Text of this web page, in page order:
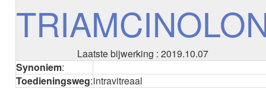
ADENOSINE
AESCINE
AFLIBERCEPT intravitreaal
AFLIBERCEPT parenteraal
Laatste bijwerking : 2019.10.07
Synoniem:
Toedieningsweg:intravitreaal